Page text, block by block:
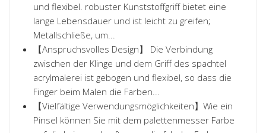
und flexibel. robuster Kunststoffgriff bietet eine
lange Lebensdauer und ist leicht zu greifen;
Metallschließe, um...
【Anspruchsvolles Design】 Die Verbindung
zwischen der Klinge und dem Griff des spachtel
acrylmalerei ist gebogen und flexibel, so dass die
Finger beim Malen die Farben...
【Vielfältige Verwendungsmöglichkeiten】Wie ein
Pinsel können Sie mit dem palettenmesser Farbe